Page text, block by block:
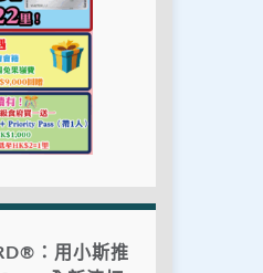
：用小斯推